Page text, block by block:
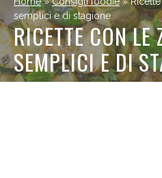
semplici e di stagione
RICETTE CON LE
SEMPLICI E DI